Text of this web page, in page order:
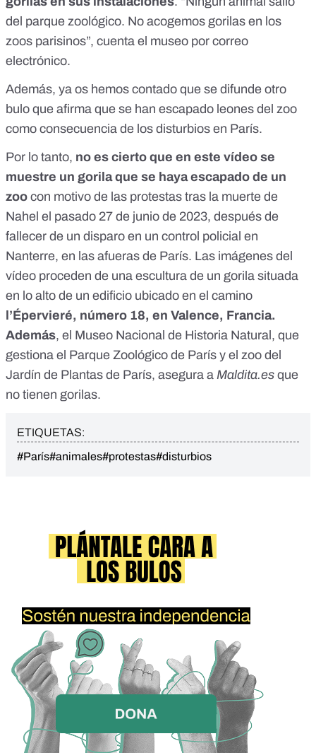
del parque zoológico. No acogemos gorilas en los
zoos parisinos”, cuenta el museo por correo
electrónico.
Además, ya os hemos contado que se difunde otro
bulo que afirma que se han escapado leones del zoo
como consecuencia de los disturbios en París.
Por lo tanto, no es cierto que en este vídeo se
muestre un gorila que se haya escapado de un
zoo con motivo de las protestas tras la muerte de
Nahel el pasado 27 de junio de 2023, después de
fallecer de un disparo en un control policial en
Nanterre, en las afueras de París. Las imágenes del
vídeo proceden de una escultura de un gorila situada
en lo alto de un edificio ubicado en el camino
l’Épervieré, número 18, en Valence, Francia.
Además, el Museo Nacional de Historia Natural, que
gestiona el Parque Zoológico de París y el zoo del
Jardín de Plantas de París, asegura a Maldita.es que
no tienen gorilas.
ETIQUETAS:
#París#animales#protestas#disturbios